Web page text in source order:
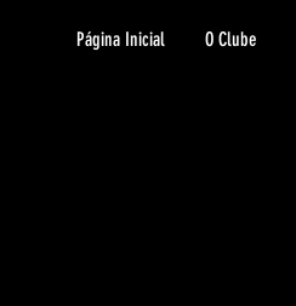
Página Inicial O Clube